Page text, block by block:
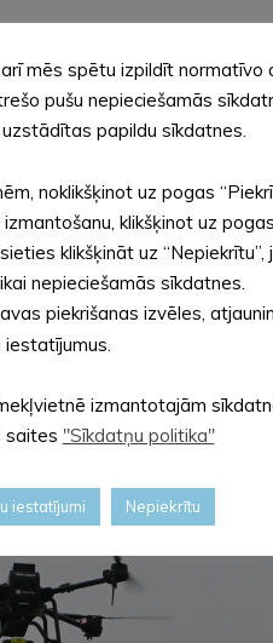
raksturot drona
vai atrodiet aizsegu (ēku,
nepublicējiet sociālajos
sprāgstvielu vai
un tā atrašanās
logus;
saņemšanu.
navigācijas gaismas,
mēs spētu izpildīt normatīvo
pušu nepieciešamās
papildu sīkdatnes.
noklikšķinot uz pogas
klikšķinot uz pogas
klikšķināt uz “Nepiekrītu”,
nepieciešamās sīkdatnes.
piekrišanas izvēles,
izmantotajām
saites "Sīkdatņu politika"
iestatījumi Nepiekrītu